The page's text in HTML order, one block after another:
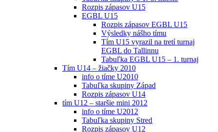
Rozpis zápasov U15
EGBL U15
Rozpis zápasov EGBL U15
Výsledky nášho tímu
Tím U15 vyrazil na tretí turnaj
EGBL do Tallinnu
Tabuľka EGBL U15 – 1. turnaj
Tím U14 – žiačky 2010
info o tíme U2010
Tabuľka skupiny Západ
Rozpis zápasov U14
tím U12 – staršie mini 2012
info o tíme U2012
Tabuľka skupiny Stred
Rozpis zápasov U12